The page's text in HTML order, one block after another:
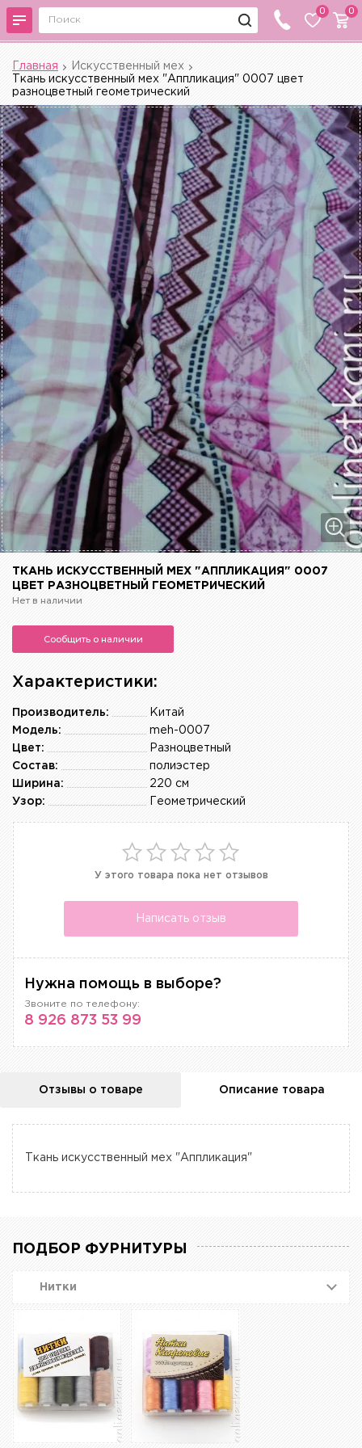
0 0
Главная
Искусственный мех
Ткань искусственный мех "Аппликация" 0007 цвет
разноцветный геометрический
ТКАНЬ ИСКУССТВЕННЫЙ МЕХ "АППЛИКАЦИЯ" 0007
ЦВЕТ РАЗНОЦВЕТНЫЙ ГЕОМЕТРИЧЕСКИЙ
Нет в наличии
Сообщить о наличии
Характеристики:
Китай
Производитель:
meh-0007
Модель:
Разноцветный
Цвет:
полиэстер
Состав:
220 см
Ширина:
Геометрический
Узор:
У этого товара пока нет отзывов
Написать отзыв
Нужна помощь в выборе?
Звоните по телефону:
8 926 873 53 99
Отзывы о товаре Описание товара
Ткань искусственный мех "Аппликация"
ПОДБОР ФУРНИТУРЫ
Нитки